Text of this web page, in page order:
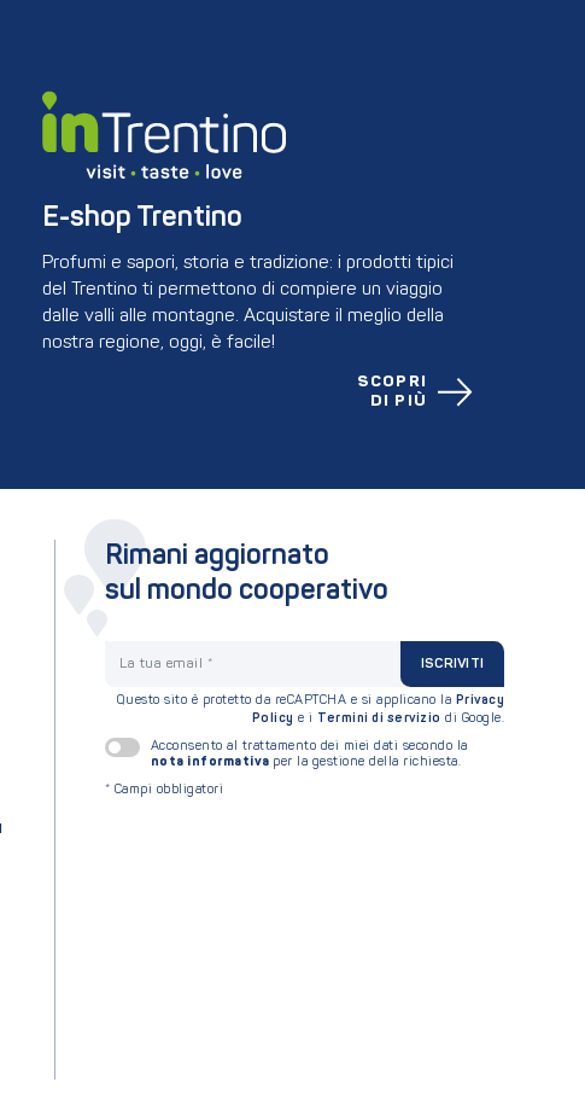
E-shop Trentino
Profumi e sapori, storia e tradizione: i prodotti tipici
del Trentino ti permettono di compiere un viaggio
dalle valli alle montagne. Acquistare il meglio della
nostra regione, oggi, è facile!
SCOPRI
DI PIÙ
Rimani aggiornato
sul mondo cooperativo
ISCRIVITI
Questo sito è protetto da reCAPTCHA e si applicano la Privacy
Policy e i Termini di servizio di Google.
Acconsento al trattamento dei miei dati secondo la
nota informativa per la gestione della richiesta.
* Campi obbligatori